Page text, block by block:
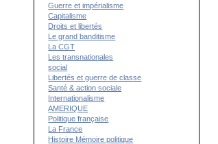
Guerre et impérialisme
Capitalisme
Droits et libertés
Le grand banditisme
La CGT
Les transnationales
social
Libertés et guerre de classe
Santé & action sociale
Internationalisme
AMERIQUE
Politique française
La France
Histoire Mémoire politique